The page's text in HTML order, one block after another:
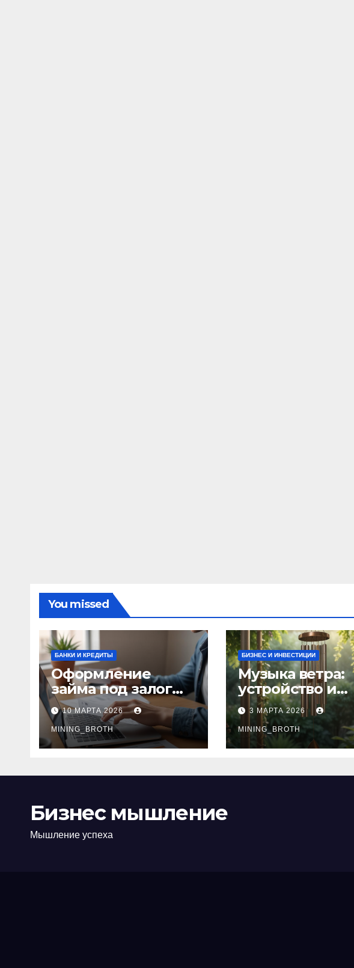
You missed
БАНКИ И КРЕДИТЫ
Оформление
займа под залог
ПТС онлайн на
карту без визита в
офис: порядок,
требования и
10 МАРТА 2026
MINING_BROTH
БИЗНЕС И ИНВЕСТИЦИИ
Музыка ветра:
устройство и
принципы
звучания
колокольчиков
3 МАРТА 2026
MINING_BROTH
Бизнес мышление
Мышление успеха